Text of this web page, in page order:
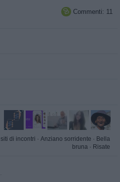
 Commenti: 11
siti di incontri · Anziano sorridente · Bella
bruna · Risate